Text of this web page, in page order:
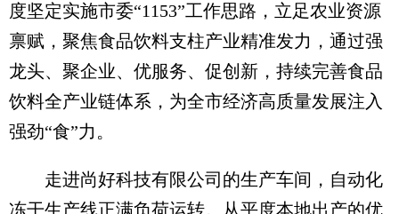
度坚定实施市委“1153”工作思路，立足农业资源
禀赋，聚焦食品饮料支柱产业精准发力，通过强
龙头、聚企业、优服务、促创新，持续完善食品
饮料全产业链体系，为全市经济高质量发展注入
强劲“食”力。
走进尚好科技有限公司的生产车间，自动化
冻干生产线正满负荷运转。从平度本地出产的优